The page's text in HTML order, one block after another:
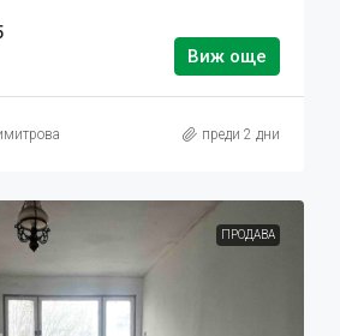
Виж още
преди 2 дни
ПРОДАВА